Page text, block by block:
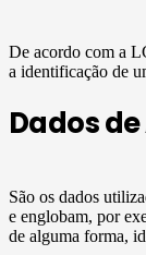
De acordo com a
a identificação de
Dados
São os dados
e englobam, por
de alguma forma,